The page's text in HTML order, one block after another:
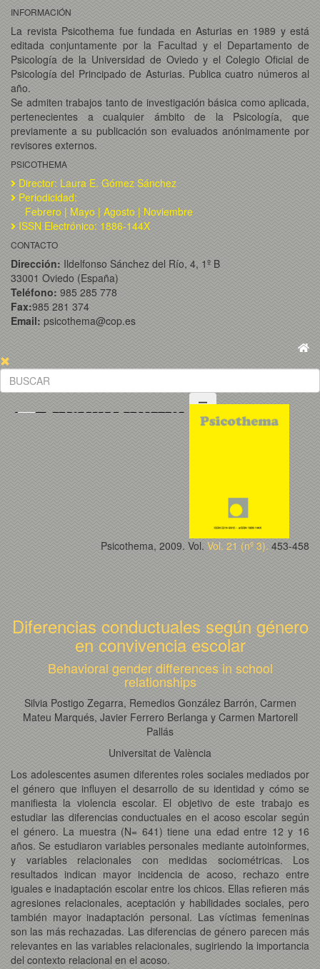
INFORMACIÓN
La revista Psicothema fue fundada en Asturias en 1989 y está
editada conjuntamente por la Facultad y el Departamento de
Psicología de la Universidad de Oviedo y el Colegio Oficial de
Psicología del Principado de Asturias. Publica cuatro números al
año.
Se admiten trabajos tanto de investigación básica como aplicada,
pertenecientes a cualquier ámbito de la Psicología, que
previamente a su publicación son evaluados anónimamente por
revisores externos.
PSICOTHEMA
Director: Laura E. Gómez Sánchez
Periodicidad:
Febrero | Mayo | Agosto | Noviembre
ISSN Electrónico: 1886-144X
CONTACTO
Dirección: Ildelfonso Sánchez del Río, 4, 1º B
33001 Oviedo (España)
Teléfono: 985 285 778
Fax:985 281 374
Email: psicothema@cop.es
Psicothema, 2009. Vol. Vol. 21 (nº 3). 453-458
Diferencias conductuales según género
en convivencia escolar
Behavioral gender differences in school
relationships
Silvia Postigo Zegarra, Remedios González Barrón, Carmen
Mateu Marqués, Javier Ferrero Berlanga y Carmen Martorell
Pallás
Universitat de València
Los adolescentes asumen diferentes roles sociales mediados por
el género que influyen el desarrollo de su identidad y cómo se
manifiesta la violencia escolar. El objetivo de este trabajo es
estudiar las diferencias conductuales en el acoso escolar según
el género. La muestra (N= 641) tiene una edad entre 12 y 16
años. Se estudiaron variables personales mediante autoinformes,
y variables relacionales con medidas sociométricas. Los
resultados indican mayor incidencia de acoso, rechazo entre
iguales e inadaptación escolar entre los chicos. Ellas refieren más
agresiones relacionales, aceptación y habilidades sociales, pero
también mayor inadaptación personal. Las víctimas femeninas
son las más rechazadas. Las diferencias de género parecen más
relevantes en las variables relacionales, sugiriendo la importancia
del contexto relacional en el acoso.